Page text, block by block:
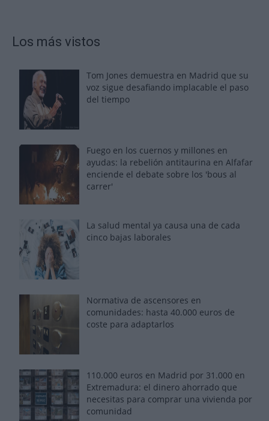
Los más vistos
Tom Jones demuestra en Madrid que su
voz sigue desafiando implacable el paso
del tiempo
Fuego en los cuernos y millones en
ayudas: la rebelión antitaurina en Alfafar
enciende el debate sobre los 'bous al
carrer'
La salud mental ya causa una de cada
cinco bajas laborales
Normativa de ascensores en
comunidades: hasta 40.000 euros de
coste para adaptarlos
110.000 euros en Madrid por 31.000 en
Extremadura: el dinero ahorrado que
necesitas para comprar una vivienda por
comunidad